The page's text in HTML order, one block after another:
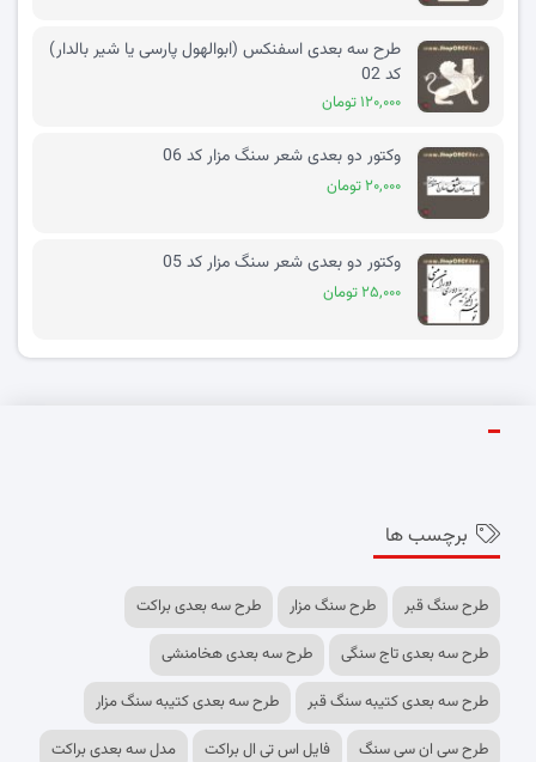
طرح سه بعدی اسفنکس (ابوالهول پارسی یا شیر بالدار)
کد 02
۱۲۰,۰۰۰ تومان
وکتور دو بعدی شعر سنگ مزار کد 06
۲۰,۰۰۰ تومان
وکتور دو بعدی شعر سنگ مزار کد 05
۲۵,۰۰۰ تومان
برچسب ها
طرح سنگ قبر طرح سنگ مزار
طرح سه بعدی براکت
طرح سه بعدی تاج سنگی
طرح سه بعدی هخامنشی
طرح سه بعدی کتیبه سنگ قبر
طرح سه بعدی کتیبه سنگ مزار
طرح سی ان سی سنگ
فایل اس تی ال براکت مدل سه بعدی براکت